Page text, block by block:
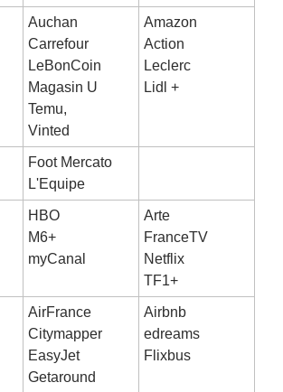
Auchan
Carrefour
LeBonCoin
Magasin U
Temu,
Vinted
Amazon
Action
Leclerc
Lidl +
Foot Mercato
L'Equipe
HBO
M6+
myCanal
Arte
FranceTV
Netflix
TF1+
AirFrance
Citymapper
EasyJet
Getaround
Airbnb
edreams
Flixbus